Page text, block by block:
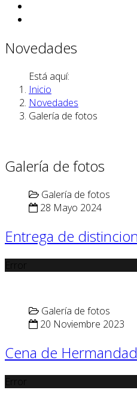
Novedades
Está aquí:
Inicio
Novedades
Galería de fotos
Galería de fotos
Galería de fotos
28 Mayo 2024
Entrega de
Galería de fotos
20 Noviembre 2023
Cena de